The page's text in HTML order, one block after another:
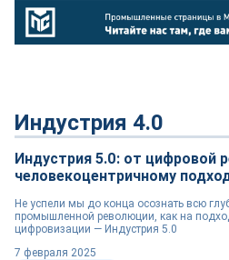
Индустрия 4.0
Индустрия 5.0: от цифровой
человекоцентричному
Не успели мы до конца осознать всю
промышленной революции, как на
цифровизации — Индустрия 5.0
7 февраля 2025